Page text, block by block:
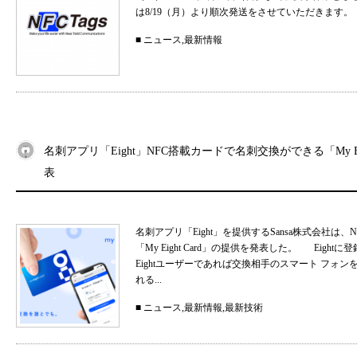
は8/19（月）より順次発送をさせていただき
■ ニュース,最新情報
名刺アプリ「Eight」NFC搭載カードで名刺交換ができる「My
表
名刺アプリ「Eight」を提供するSansa株式会社は
「My Eight Card」の提供を発表した。 Eightに
Eightユーザーであれば交換相手のスマート フォン
れる...
■ ニュース,最新情報,最新技術